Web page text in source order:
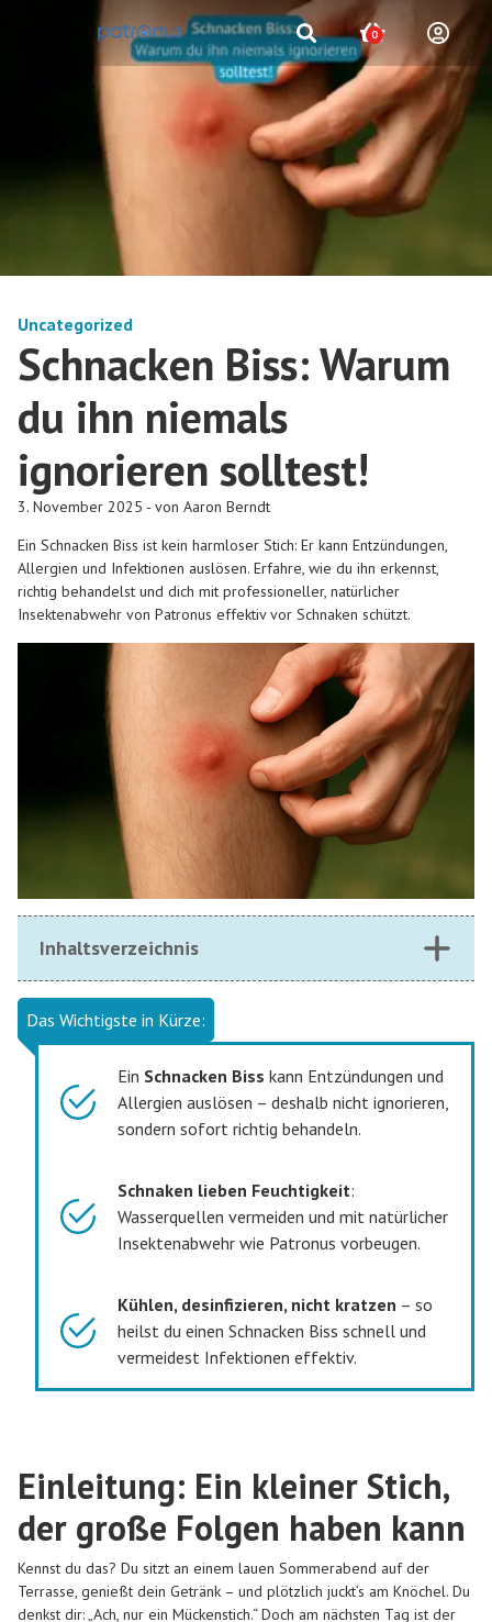
0
Uncategorized
Schnacken Biss: Warum
du ihn niemals
ignorieren solltest!
3. November 2025 - von Aaron Berndt
Ein Schnacken Biss ist kein harmloser Stich: Er kann Entzündungen,
Allergien und Infektionen auslösen. Erfahre, wie du ihn erkennst,
richtig behandelst und dich mit professioneller, natürlicher
Insektenabwehr von Patronus effektiv vor Schnaken schützt.
Inhaltsverzeichnis
Das Wichtigste in Kürze:
Ein Schnacken Biss kann Entzündungen und
Allergien auslösen – deshalb nicht ignorieren,
sondern sofort richtig behandeln.
Schnaken lieben Feuchtigkeit:
Wasserquellen vermeiden und mit natürlicher
Insektenabwehr wie Patronus vorbeugen.
Kühlen, desinfizieren, nicht kratzen – so
heilst du einen Schnacken Biss schnell und
vermeidest Infektionen effektiv.
Einleitung: Ein kleiner Stich,
der große Folgen haben kann
Kennst du das? Du sitzt an einem lauen Sommerabend auf der
Terrasse, genießt dein Getränk – und plötzlich juckt’s am Knöchel. Du
denkst dir: „Ach, nur ein Mückenstich.“ Doch am nächsten Tag ist der